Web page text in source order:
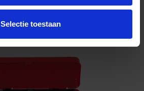
Selectie toestaan